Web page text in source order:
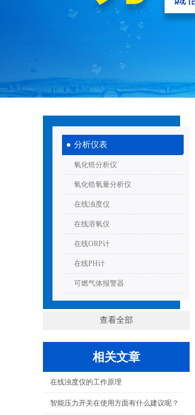
分析仪表
氧化锆分析仪
氧化锆氧量分析仪
在线浊度仪
在线溶氧仪
在线ORP计
在线PH计
可燃气体报警器
查看全部
相关文章
在线浊度仪的工作原理
智能压力开关在使用方面有什么建议呢？